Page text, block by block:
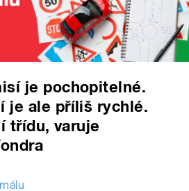
je pochopitelné.
je ale příliš rychlé.
třídu, varuje